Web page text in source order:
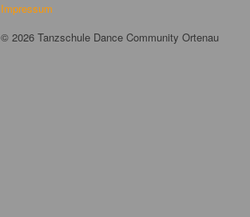
Impressum
© 2026 Tanzschule Dance Community Ortenau